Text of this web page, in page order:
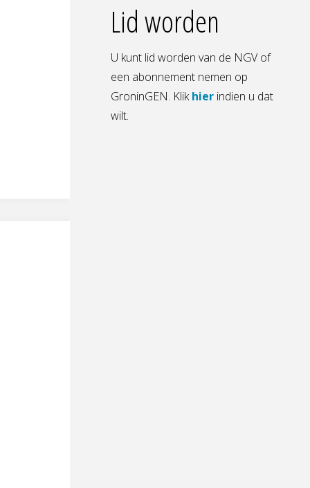
Lid worden
U kunt lid worden van de NGV of
een abonnement nemen op
GroninGEN. Klikhier indien u dat
wilt.